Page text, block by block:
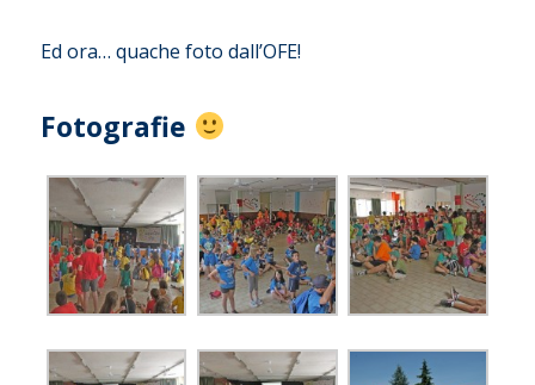
Ed ora… quache foto dall’OFE!
Fotografie